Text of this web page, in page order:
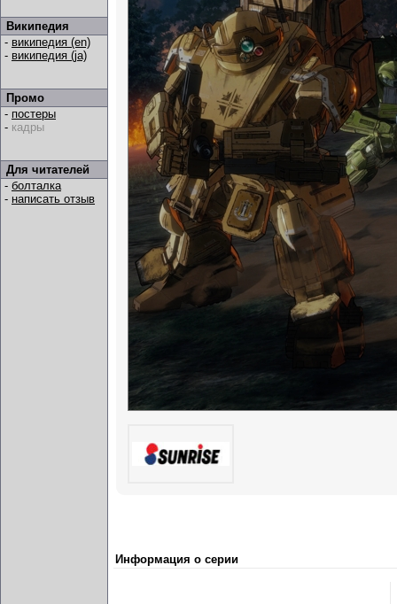
Википедия
- википедия (en)
- википедия (ja)
Промо
- постеры
- кадры
Для читателей
- болталка
- написать отзыв
Информация о серии